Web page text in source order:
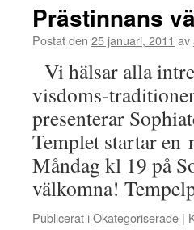
Prästinnans
Postat den 25 januari, 2011 av
Vi hälsar alla
visdoms-
presenterar
Templet startar
Måndag kl 19 på
välkomna!
Publicerat iOkategoriserade |